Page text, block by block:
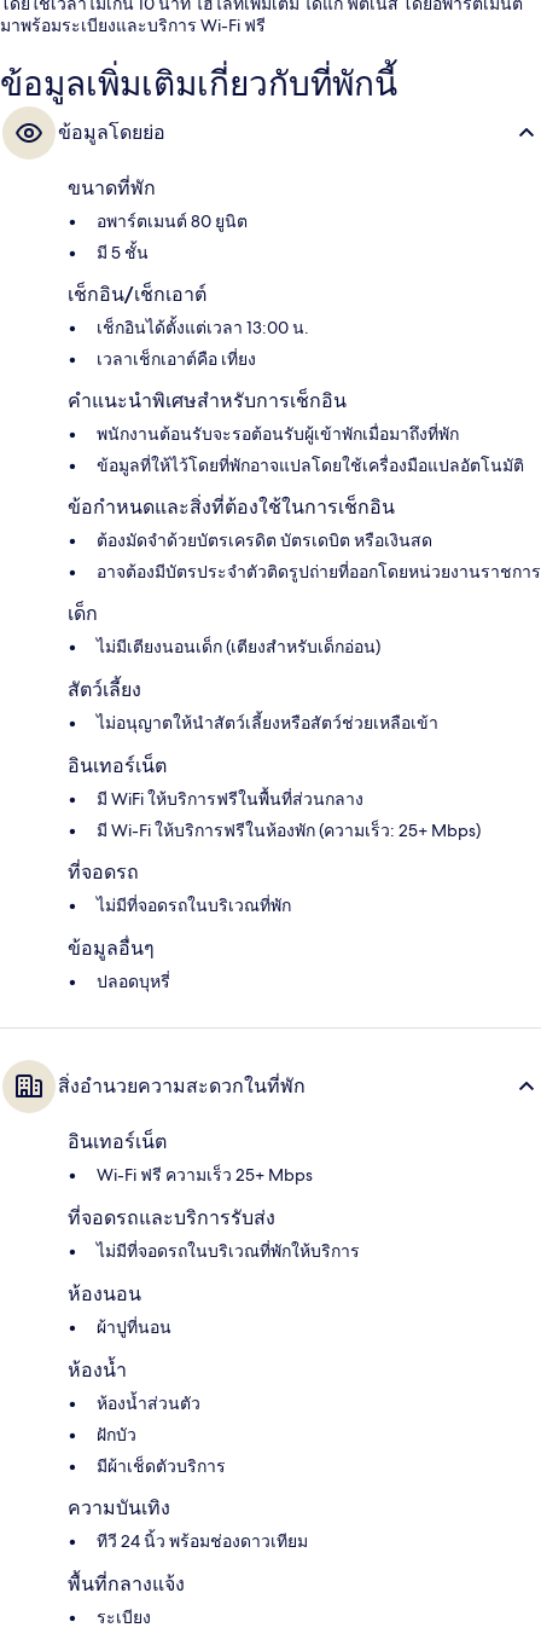
มาพร้อมระเบียงและบริการ Wi-Fi ฟรี
ข้อมูลเพิ่มเติมเกี่ยวกับที่พักนี้
ข้อมูลโดยย่อ
ขนาดที่พัก
อพาร์ตเมนต์ 80 ยูนิต
มี 5 ชั้น
เช็กอิน/เช็กเอาต์
เช็กอินได้ตั้งแต่เวลา 13:00 น.
เวลาเช็กเอาต์คือ เที่ยง
คำแนะนำพิเศษสำหรับการเช็กอิน
พนักงานต้อนรับจะรอต้อนรับผู้เข้าพักเมื่อมาถึงที่พัก
ข้อมูลที่ให้ไว้โดยที่พักอาจแปลโดยใช้เครื่องมือแปลอัตโนมัติ
ข้อกำหนดและสิ่งที่ต้องใช้ในการเช็กอิน
ต้องมัดจำด้วยบัตรเครดิต บัตรเดบิต หรือเงินสด
อาจต้องมีบัตรประจำตัวติดรูปถ่ายที่ออกโดยหน่วยงานราชการ
เด็ก
ไม่มีเตียงนอนเด็ก (เตียงสำหรับเด็กอ่อน)
สัตว์เลี้ยง
ไม่อนุญาตให้นำสัตว์เลี้ยงหรือสัตว์ช่วยเหลือเข้า
อินเทอร์เน็ต
มี WiFi ให้บริการฟรีในพื้นที่ส่วนกลาง
มี Wi-Fi ให้บริการฟรีในห้องพัก (ความเร็ว: 25+ Mbps)
ที่จอดรถ
ไม่มีที่จอดรถในบริเวณที่พัก
ข้อมูลอื่นๆ
ปลอดบุหรี่
สิ่งอำนวยความสะดวกในที่พัก
อินเทอร์เน็ต
Wi-Fi ฟรี ความเร็ว 25+ Mbps
ที่จอดรถและบริการรับส่ง
ไม่มีที่จอดรถในบริเวณที่พักให้บริการ
ห้องนอน
ผ้าปูที่นอน
ห้องน้ำ
ห้องน้ำส่วนตัว
ฝักบัว
มีผ้าเช็ดตัวบริการ
ความบันเทิง
ทีวี 24 นิ้ว พร้อมช่องดาวเทียม
พื้นที่กลางแจ้ง
ระเบียง